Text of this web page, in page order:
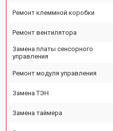
Ремонт клеммной коробки
Ремонт вентилятора
Замена платы сенсорного
управления
Ремонт модуля управления
Замена ТЭН
Замена таймера